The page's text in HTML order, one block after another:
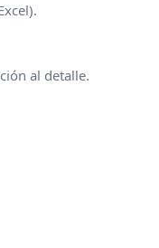
al detalle.